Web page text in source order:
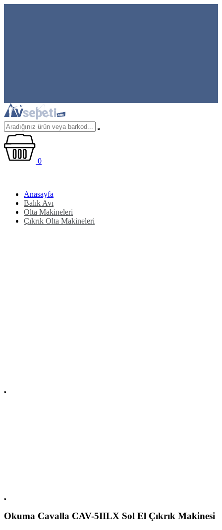
0
Anasayfa
Balık Avı
Olta Makineleri
Çıkrık Olta Makineleri
Okuma Cavalla CAV-5IILX Sol El Çıkrık Makinesi